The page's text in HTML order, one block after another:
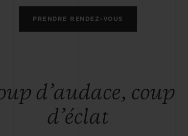
PRENDRE RENDEZ-VOUS
d’audace, coup
d’éclat
ET
DÉLAI DE LIVRAISON
LIVRAISON ET